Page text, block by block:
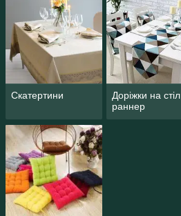
Скатертини
Доріжки на стіл,
раннер